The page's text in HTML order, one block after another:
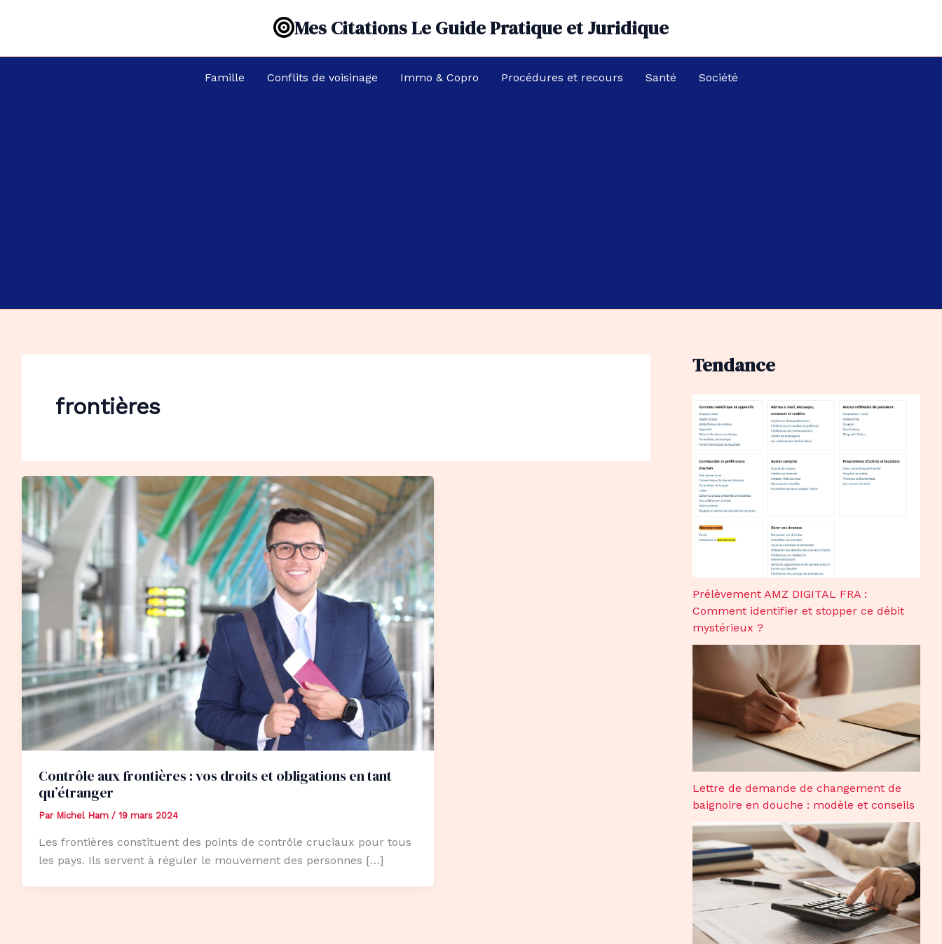
Mes Citations Le Guide Pratique et Juridique
Famille Conflits de voisinage Immo & Copro Procédures et recours Santé Société
frontières
Contrôle aux frontières : vos droits et obligations en tant
qu’étranger
Par Michel Ham / 19 mars 2024
Les frontières constituent des points de contrôle cruciaux pour tous
les pays. Ils servent à réguler le mouvement des personnes […]
Tendance
Prélèvement AMZ DIGITAL FRA :
Comment identifier et stopper ce débit
mystérieux ?
Lettre de demande de changement de
baignoire en douche : modèle et conseils